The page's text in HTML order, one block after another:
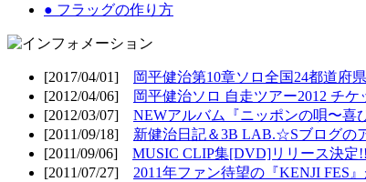
● フラッグの作り方
[2017/04/01]
岡平健治第10章ソロ全国24都道府
[2012/04/06]
岡平健治ソロ 自走ツアー2012 チ
[2012/03/07] NEWアルバム『ニッポンの唄〜喜
[2011/09/18] 新健治日記＆3B LAB.☆Sブログの
[2011/09/06] MUSIC CLIP集[DVD]リリース決定!!
[2011/07/27] 2011年ファン待望の『KENJI FES